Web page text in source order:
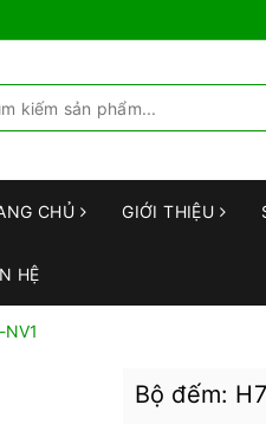
CHỦ GIỚI THIỆU
HỆ
Bộ đếm: